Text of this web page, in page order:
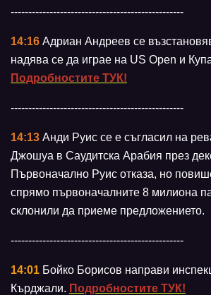
-------------------------------------------------
14:16 Адриан Андреев се
надява се да играе на US Open и
Подробностите ТУК!
-------------------------------------------------
14:13 Анди Руис се е съгласил на
Джошуа в Саудитска Арабия през
Първоначално Руис отказа, но
спрямо първоначалните 8 милиона
склонили да приеме предложението.
-------------------------------------------------
14:01 Бойко Борисов направи
Кърджали. Подробностите ТУК!